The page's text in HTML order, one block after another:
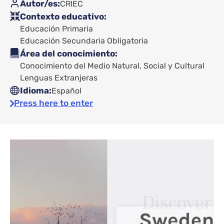
Autor/es CRIEC
Contexto educativo
Educación Primaria
Educación Secundaria Obligatoria
Área del conocimiento
Conocimiento del Medio Natural, Social y Cultural
Lenguas Extranjeras
Idioma Español
Press here to enter